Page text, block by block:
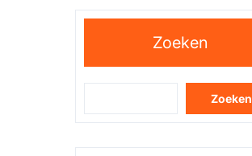
Zoeken
Zoeken